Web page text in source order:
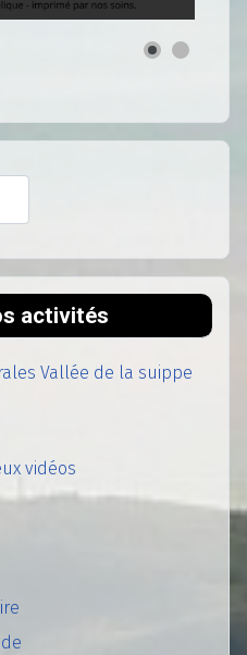
activités
Vallée de la suippe
vidéos